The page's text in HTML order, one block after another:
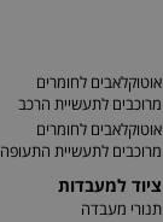
אוטוקלאבים לחומרים
מרוכבים לתעשיית הרכב
אוטוקלאבים לחומרים
מרוכבים לתעשיית התעופה
ציוד למעבדות
תנורי מעבדה